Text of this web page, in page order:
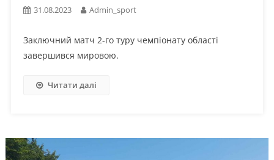
31.08.2023 Admin_sport
Заключний матч 2-го туру чемпіонату області
завершився мировою.
Читати далі